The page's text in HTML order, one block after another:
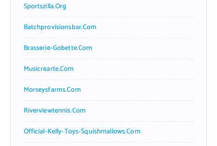
Sportszilla.org
Batchprovisionsbar.com
Brasserie-Gobette.com
Musicrearte.com
Morseysfarms.com
Riverviewtennis.com
Official-Kelly-Toys-Squishmallows.com